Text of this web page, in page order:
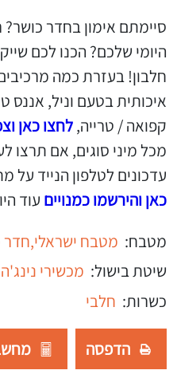
סיימתם אימון בחדר כושר?
חלבון! בעזרת כמה
איכותית בטעם וניל, אננס
קפואה / טרייה,לחצו כאן
מכל מיני סוגים, אם תרצו
עדכונים לטלפון הנייד על
כאן והירשמו כמנויים עוד
מטבח: מטבח ישראלי,חדר
שיטת בישול: מכשירי נינג'ה Ninja
כשרות: חלבי
הדפסה